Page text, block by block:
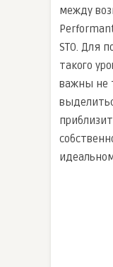
между
STO. Для
такого
важны не